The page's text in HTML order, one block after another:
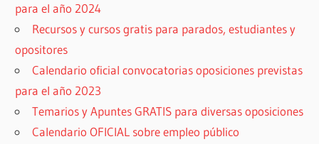
para el año 2024
Recursos y cursos gratis para parados, estudiantes y
opositores
Calendario oficial convocatorias oposiciones previstas
para el año 2023
Temarios y Apuntes GRATIS para diversas oposiciones
Calendario OFICIAL sobre empleo público